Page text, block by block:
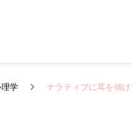
学 ナラティブに耳を傾け